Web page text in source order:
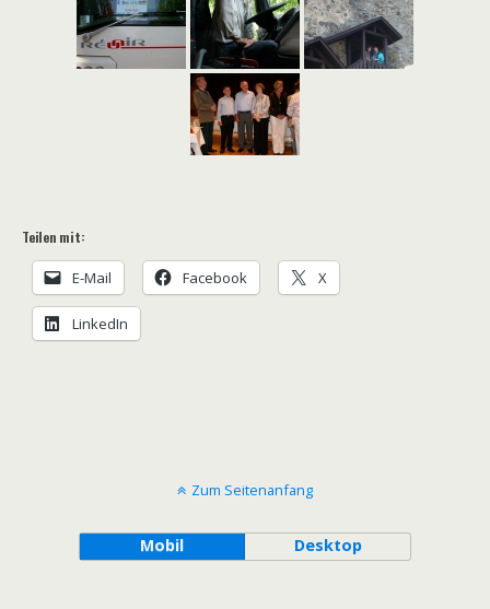
Teilen mit:
E-Mail Facebook X
LinkedIn
Zum Seitenanfang
Mobil Desktop